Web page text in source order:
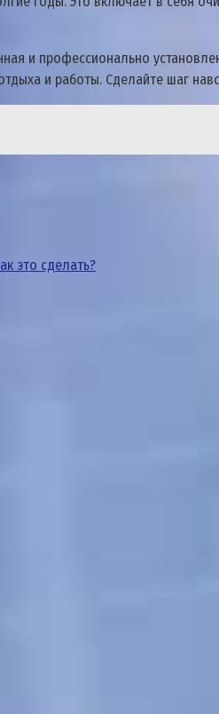
и профессионально
и работы. Сделайте шаг
это сделать?